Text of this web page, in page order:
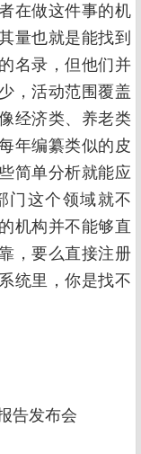
在做这件事的机
量也就是能找到
名录，但他们并
，活动范围覆盖
经济类、养老类
年编纂类似的皮
简单分析就能应
门这个领域就不
机构并不能够直
，要么直接注册
统里，你是找不
告发布会